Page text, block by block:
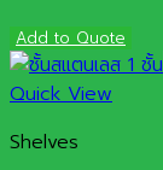
Add to Quote
Quick View
Shelves